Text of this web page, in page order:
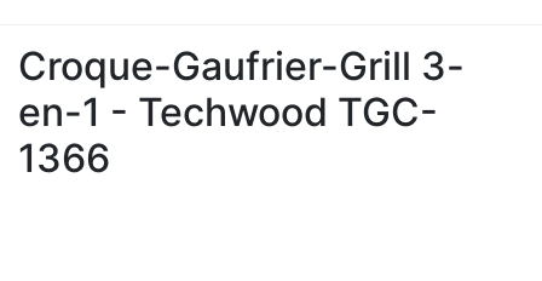
Croque-Gaufrier-Grill 3-
en-1 - Techwood TGC-
1366